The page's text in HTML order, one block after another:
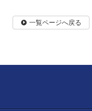
一覧ページへ戻る